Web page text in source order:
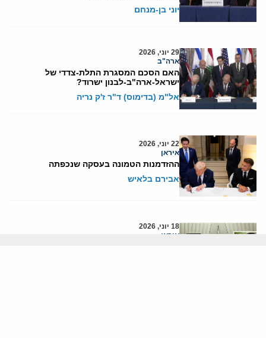
יוני בן-מנחם
29 יוני, 2026
ארה"ב
האם הסכם המסגרת התלת-צדדי של
ישראל-ארה"ב-לבנון ישרוד?
אל"מ (בדימוס) ד"ר ז'ק נריה
22 יוני, 2026
איראן
ההזדמנות הטמונה בעסקה שנכפתה
אבירם בלאיש
18 יוני, 2026
איראן